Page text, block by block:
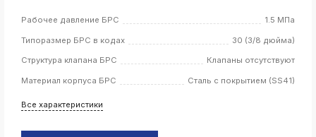
ksldkfjsdlfkjsls;ldfkgjsdl;kfkфыва
k
ksldkfjsdlfkjsls;ldfkgjsdl;kfkфыва
k
ksldkfjsdlfkjsls;ldfkgjsdl;kfkфыва
Рабочее давление БРС 1.5 МПа
Типоразмер БРС в кодах 30 (3/8 дюйма)
Структура клапана БРС Клапаны отсутствуют
Материал корпуса БРС Сталь с покрытием (SS41)
Все характеристики